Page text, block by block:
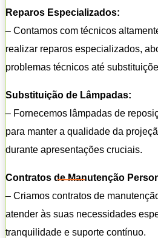
Reparos Especializados:
– Contamos com técnicos
realizar reparos especializados,
problemas técnicos até
Substituição de Lâmpadas:
– Fornecemos lâmpadas de
para manter a qualidade da
durante apresentações cruciais.
Contratos de Manutenção
– Criamos contratos de
atender às suas necessidades
tranquilidade e suporte contínuo.